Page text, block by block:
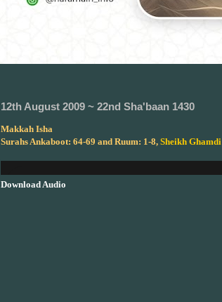
12th August 2009 ~ 22nd Sha'baan 1430
Makkah Isha
Surahs Ankaboot: 64-69 and Ruum: 1-8, Sheikh Ghamdi
Download Audio